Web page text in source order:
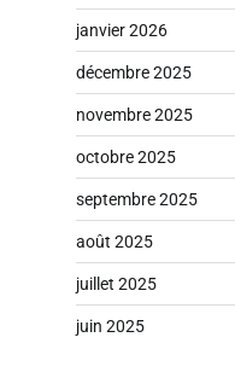
janvier 2026
décembre 2025
novembre 2025
octobre 2025
septembre 2025
août 2025
juillet 2025
juin 2025